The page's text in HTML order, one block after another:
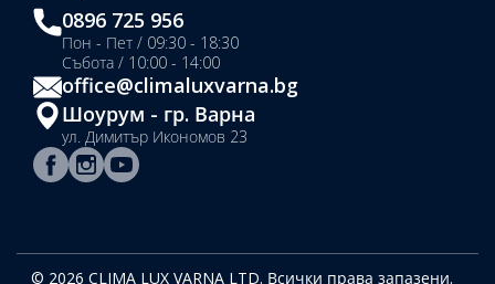
0896 725 956
Пон - Пет / 09:30 - 18:30
Събота / 10:00 - 14:00
office@climaluxvarna.bg
Шоурум - гр. Варна
ул. Димитър Икономов 23
© 2026 CLIMA LUX VARNA LTD. Всички права запазени.